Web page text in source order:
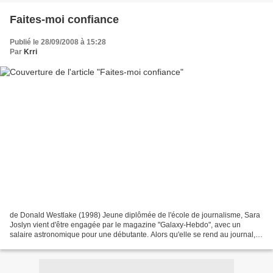
Faites-moi confiance
Publié le 28/09/2008 à 15:28
Par Krri
de Donald Westlake (1998) Jeune diplômée de l'école de journalisme, Sara
Joslyn vient d'être engagée par le magazine "Galaxy-Hebdo", avec un
salaire astronomique pour une débutante. Alors qu'elle se rend au journal,